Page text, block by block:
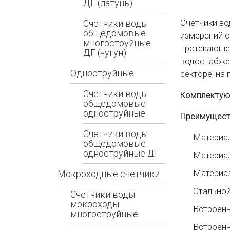
ДГ (латунь)
Счетчики воды
общедомовые
многоструйные
ДГ (чугун)
Одноструйные
Счетчики воды
общедомовые
одноструйные
Счетчики воды
общедомовые
одноструйные ДГ
Мокроходные счетчики
Счетчики воды
мокроходы
многоструйные
Счетчики
измерений
секторе,